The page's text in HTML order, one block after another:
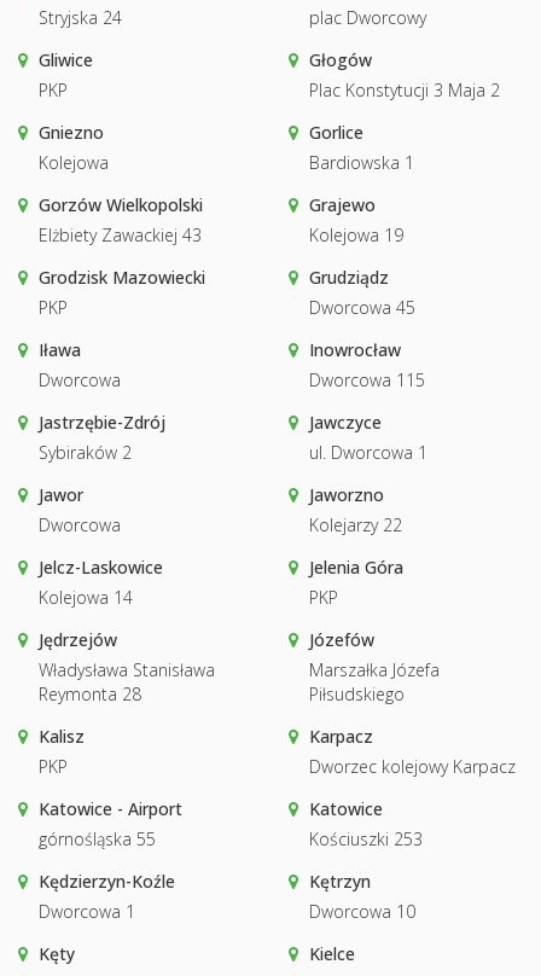
Stryjska 24
plac Dworcowy
Gliwice
PKP
Głogów
Plac Konstytucji 3 Maja 2
Gniezno
Kolejowa
Gorlice
Bardiowska 1
Gorzów Wielkopolski
Elżbiety Zawackiej 43
Grajewo
Kolejowa 19
Grodzisk Mazowiecki
PKP
Grudziądz
Dworcowa 45
Iława
Dworcowa
Inowrocław
Dworcowa 115
Jastrzębie-Zdrój
Sybiraków 2
Jawczyce
ul. Dworcowa 1
Jawor
Dworcowa
Jaworzno
Kolejarzy 22
Jelcz-Laskowice
Kolejowa 14
Jelenia Góra
PKP
Jędrzejów
Władysława Stanisława
Reymonta 28
Józefów
Marszałka Józefa
Piłsudskiego
Kalisz
PKP
Karpacz
Dworzec kolejowy Karpacz
Katowice - Airport
górnośląska 55
Katowice
Kościuszki 253
Kędzierzyn-Koźle
Dworcowa 1
Kętrzyn
Dworcowa 10
Kęty
Kielce